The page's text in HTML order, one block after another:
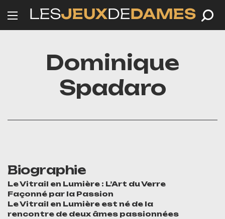
Dominique
Spadaro
Biographie
Le Vitrail en Lumière : L’Art du Verre
Façonné par la Passion
Le Vitrail en Lumière est né de la
rencontre de deux âmes passionnées